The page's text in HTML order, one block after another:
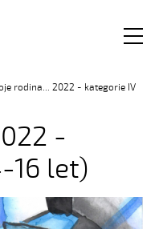
rodina... 2022 - kategorie IV
-
16 let)